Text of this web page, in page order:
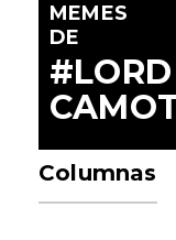
MEMES
DE
#LORD
Columnas